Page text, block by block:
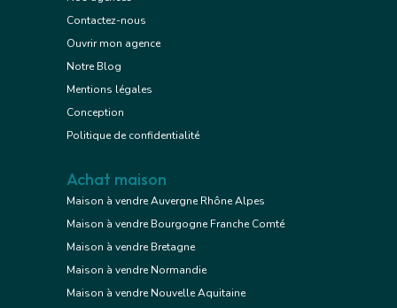
Contactez-nous
Ouvrir mon agence
Notre Blog
Mentions légales
Conception
Politique de confidentialité
Achat maison
Maison à vendre Auvergne Rhône Alpes
Maison à vendre Bourgogne Franche Comté
Maison à vendre Bretagne
Maison à vendre Normandie
Maison à vendre Nouvelle Aquitaine